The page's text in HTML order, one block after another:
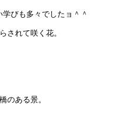
びも多々でしたョ＾＾
されて咲く花。
のある景。